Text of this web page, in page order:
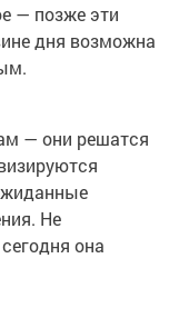
— позже эти
дня возможна
— они решатся
Не
она